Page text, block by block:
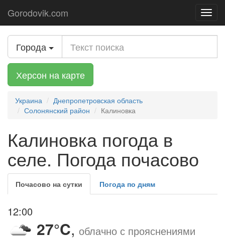
Gorodovik.com
Города
Херсон на карте
Украина
Днепропетровская область
Солонянский район
Калиновка
Калиновка погода в
селе. Погода почасово
Почасово на сутки Погода по дням
12:00
27°C, облачно с прояснениями